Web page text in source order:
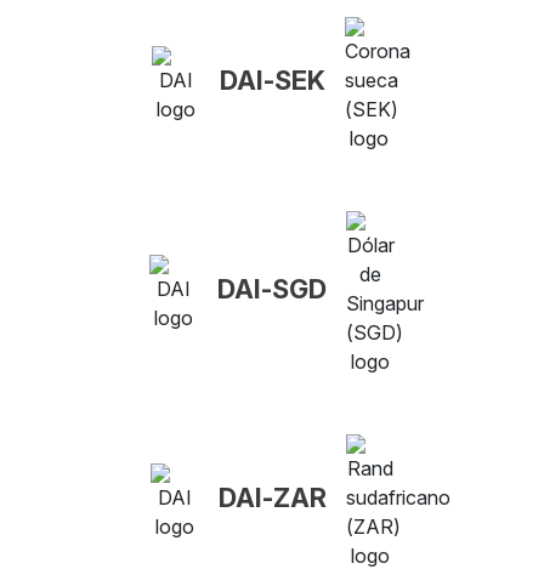
DAI-SEK
DAI-SGD
DAI-ZAR